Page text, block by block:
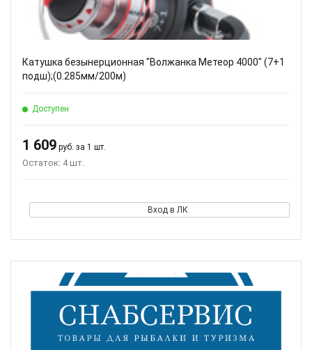
Катушка безынерционная "Волжанка Метеор 4000" (7+1
подш);(0.285мм/200м)
Доступен
1 609 руб. за 1 шт.
Остаток: 4 шт.
Вход в ЛК